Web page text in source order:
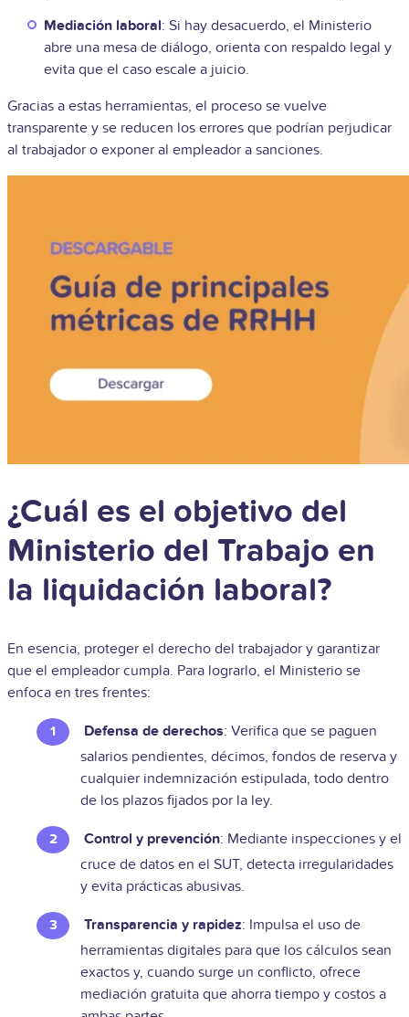
Mediación laboral: Si hay desacuerdo, el Ministerio
abre una mesa de diálogo, orienta con respaldo legal y
evita que el caso escale a juicio.
Gracias a estas herramientas, el proceso se vuelve
transparente y se reducen los errores que podrían perjudicar
al trabajador o exponer al empleador a sanciones.
¿Cuál es el objetivo del
Ministerio del Trabajo en
la liquidación laboral?
En esencia, proteger el derecho del trabajador y garantizar
que el empleador cumpla. Para lograrlo, el Ministerio se
enfoca en tres frentes:
Defensa de derechos: Verifica que se paguen
salarios pendientes, décimos, fondos de reserva y
cualquier indemnización estipulada, todo dentro
de los plazos fijados por la ley.
Control y prevención: Mediante inspecciones y el
cruce de datos en el SUT, detecta irregularidades
y evita prácticas abusivas.
Transparencia y rapidez: Impulsa el uso de
herramientas digitales para que los cálculos sean
exactos y, cuando surge un conflicto, ofrece
mediación gratuita que ahorra tiempo y costos a